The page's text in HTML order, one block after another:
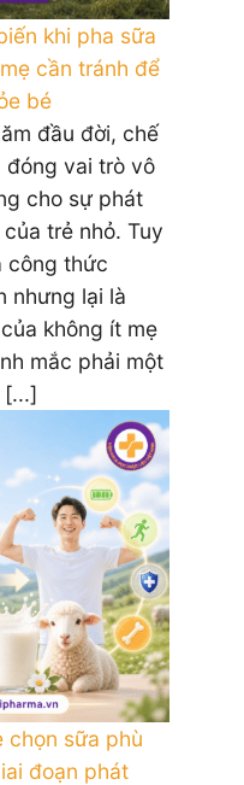
khi pha sữa
cần tránh để
bé
đầu đời, chế
đóng vai trò vô
cho sự phát
trẻ nhỏ. Tuy
công thức
nhưng lại là
không ít mẹ
mắc phải một
[...]
chọn sữa phù
đoạn phát